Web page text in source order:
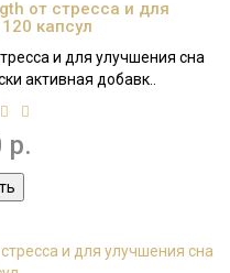
от стресса и для
капсул
и для улучшения сна
активная добавк..
р.